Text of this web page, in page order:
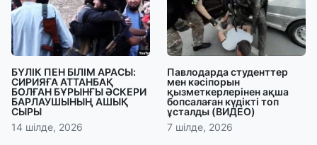
БҮЛІК ПЕН БІЛІМ АРАСЫ:
СИРИЯҒА АТТАНБАҚ
БОЛҒАН БҰРЫНҒЫ ӘСКЕРИ
БАРЛАУШЫНЫҢ АШЫҚ
СЫРЫ
14 шілде, 2026
Павлодарда студенттер
мен кәсіпорын
қызметкерлерінен ақша
бопсалаған күдікті топ
ұсталды (ВИДЕО)
7 шілде, 2026